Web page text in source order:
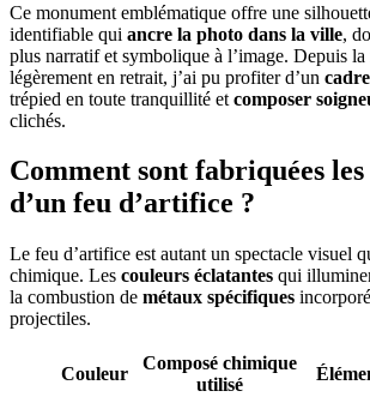
Ce monument emblématique offre une
identifiable qui ancre la photo dans la ville,
plus narratif et symbolique à l’image. Depuis la
légèrement en retrait, j’ai pu profiter d’un
trépied en toute tranquillité et composer
clichés.
Comment sont fabriquées
d’un feu d’artifice ?
Le feu d’artifice est autant un spectacle visuel
chimique. Les couleurs éclatantes qui
la combustion de métaux spécifiques
projectiles.
Couleur
Composé chimique
utilisé